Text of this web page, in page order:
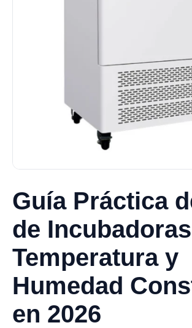
Guía Práctica
de
Temperatura y
Humedad
en 2026